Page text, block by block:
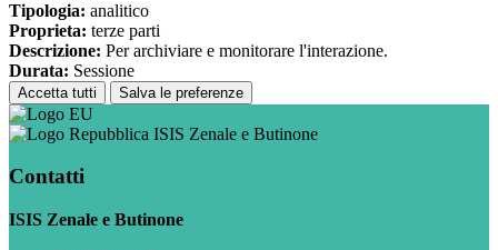
Tipologia: analitico
Proprieta: terze parti
Descrizione: Per archiviare e monitorare l'interazione.
Durata: Sessione
Accetta tutti Salva le preferenze
ISIS Zenale e Butinone
Contatti
ISIS Zenale e Butinone